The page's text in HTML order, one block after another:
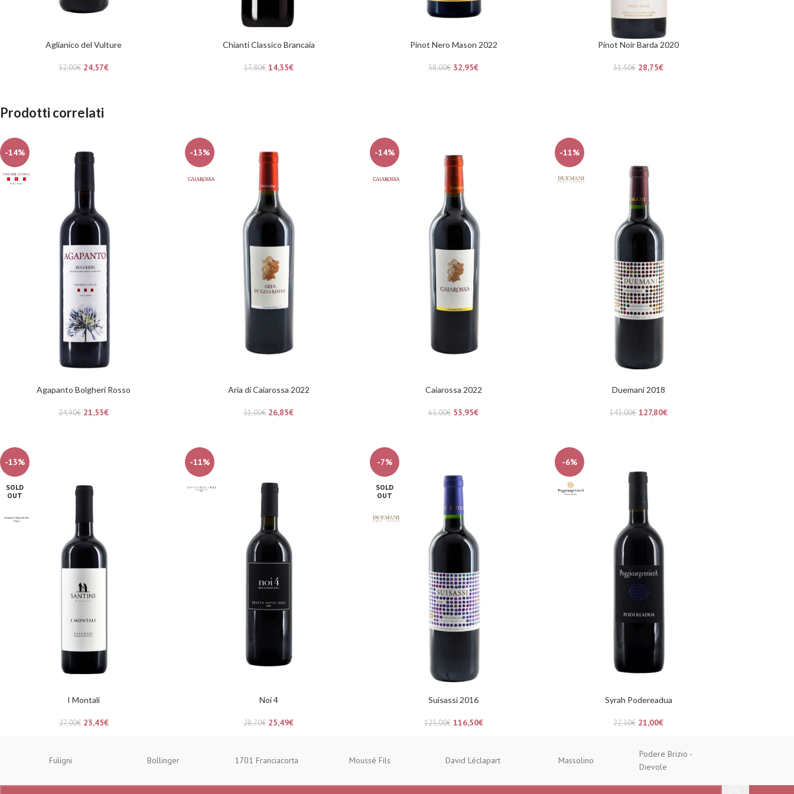
Aglianico del Vulture
32,00€ 24,57€
Chianti Classico Brancaia
17,80€ 14,35€
Pinot Nero Mason 2022
38,00€ 32,95€
Pinot Noir Barda 2020
31,50€ 28,75€
Prodotti correlati
-14%
Agapanto Bolgheri Rosso
24,90€ 21,53€
-13%
Aria di Caiarossa 2022
31,00€ 26,85€
-14%
Caiarossa 2022
63,00€ 53,95€
-11%
Duemani 2018
143,00€ 127,80€
-13%
SOLD
OUT
I Montali
27,00€ 23,45€
-11%
Noi 4
28,70€ 25,49€
-7%
SOLD
OUT
Suisassi 2016
125,00€ 116,50€
-6%
Syrah Podereadua
22,30€ 21,00€
Fuligni Bollinger 1701 Franciacorta Moussé Fils David Léclapart Massolino
Podere Brizio -
Dievole